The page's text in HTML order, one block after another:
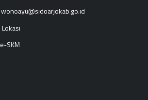
wonoayu@sidoarjokab.go.id
Lokasi
e-SKM